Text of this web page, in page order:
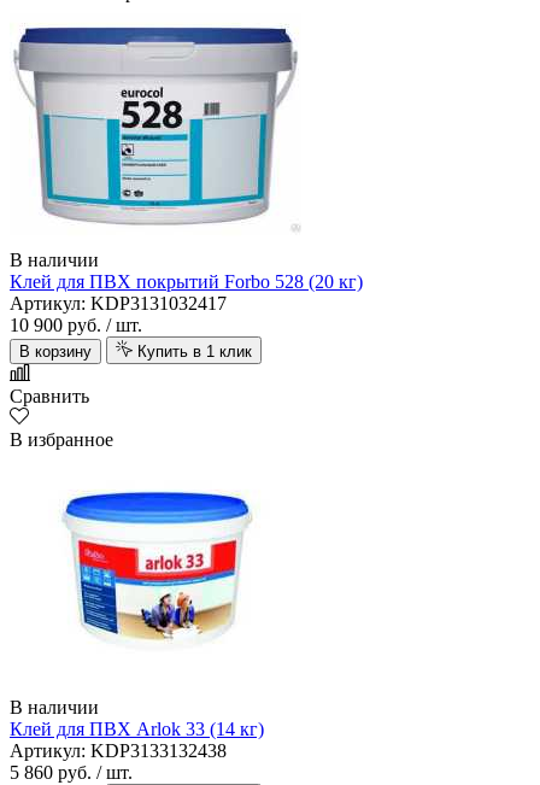
В наличии
Клей для ПВХ покрытий Forbo 528 (20 кг)
Артикул: KDP3131032417
10 900 руб. / шт.
В корзину Купить в 1 клик
Сравнить
В избранное
В наличии
Клей для ПВХ Arlok 33 (14 кг)
Артикул: KDP3133132438
5 860 руб. / шт.